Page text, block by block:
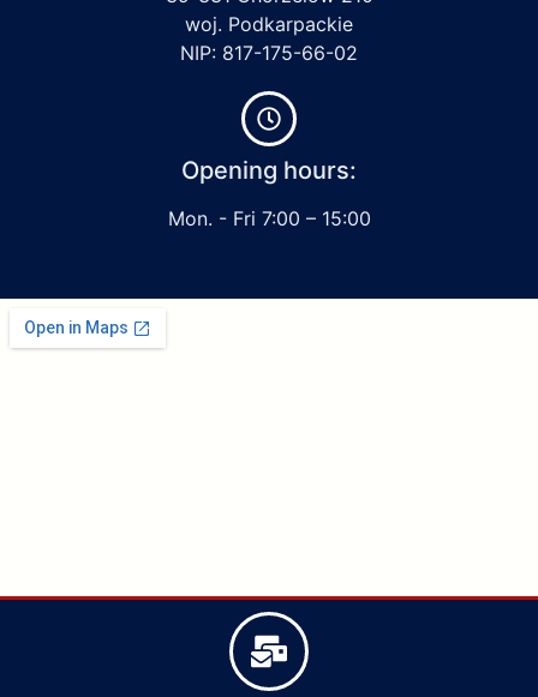
woj. Podkarpackie
NIP: 817-175-66-02
Opening hours:
Mon. - Fri 7:00 – 15:00